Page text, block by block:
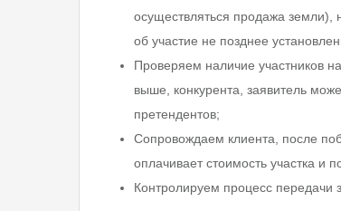
осуществляться продажа земли),
об участие не позднее
Проверяем наличие участников
выше, конкурента, заявитель
претендентов;
Сопровождаем клиента, после
оплачивает стоимость участка и
Контролируем процесс передачи